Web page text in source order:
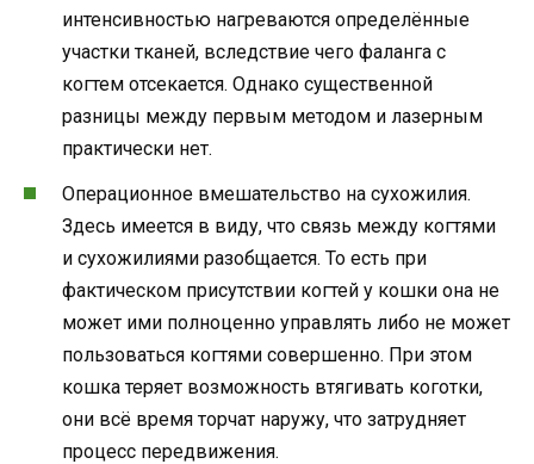
интенсивностью нагреваются определённые
участки тканей, вследствие чего фаланга с
когтем отсекается. Однако существенной
разницы между первым методом и лазерным
практически нет.
Операционное вмешательство на сухожилия.
Здесь имеется в виду, что связь между когтями
и сухожилиями разобщается. То есть при
фактическом присутствии когтей у кошки она не
может ими полноценно управлять либо не может
пользоваться когтями совершенно. При этом
кошка теряет возможность втягивать коготки,
они всё время торчат наружу, что затрудняет
процесс передвижения.